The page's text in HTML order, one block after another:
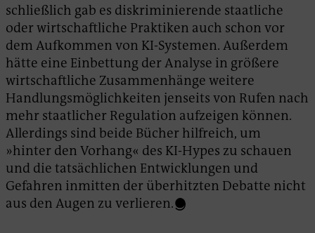
schließlich gab es diskriminierende staatliche
oder wirtschaftliche Praktiken auch schon vor
dem Aufkommen von KI-Systemen. Außerdem
hätte eine Einbettung der Analyse in größere
wirtschaftliche Zusammenhänge weitere
Handlungsmöglichkeiten jenseits von Rufen nach
mehr staatlicher Regulation aufzeigen können.
Allerdings sind beide Bücher hilfreich, um
»hinter den Vorhang« des KI-Hypes zu schauen
und die tatsächlichen Entwicklungen und
Gefahren inmitten der überhitzten Debatte nicht
aus den Augen zu verlieren.